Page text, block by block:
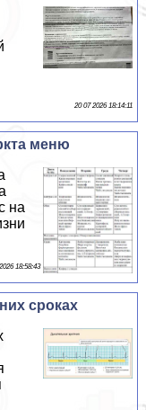
20 07 2026 18:14:11
меню
на
18:58:43
сроках